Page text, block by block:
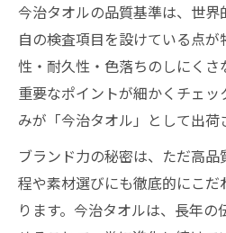
今治タオルの品質基準は、世
自の検査項目を設けている点
性・耐久性・色落ちのしにくさ
重要なポイントが細かくチェ
みが「今治タオル」として出荷
ブランド力の秘密は、ただ高
程や素材選びにも徹底的にこ
ります。今治タオルは、長年